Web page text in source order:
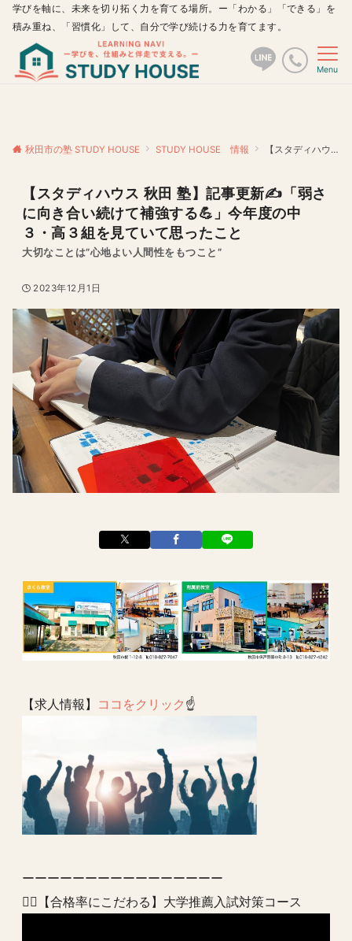
学びを軸に、未来を切り拓く力を育てる場所。ー「わかる」「できる」を
積み重ね、「習慣化」して、自分で学び続ける力を育てます。
Menu
秋田市の塾 STUDY HOUSE STUDY HOUSE 情報 【スタディハウス 秋田 塾】記事更新✍️「弱さに向き合い続けて補強する💪」今年度の中３・高３組を見ていて思ったこと
【スタディハウス 秋田 塾】記事更新✍️「弱さ
に向き合い続けて補強する💪」今年度の中
３・高３組を見ていて思ったこと
大切なことは”心地よい人間性をもつこと”
2023年12月1日
【求人情報】 ココをクリック ☝️
ーーーーーーーーーーーーーーーー
💁‍♂️【合格率にこだわる】大学推薦入試対策コース